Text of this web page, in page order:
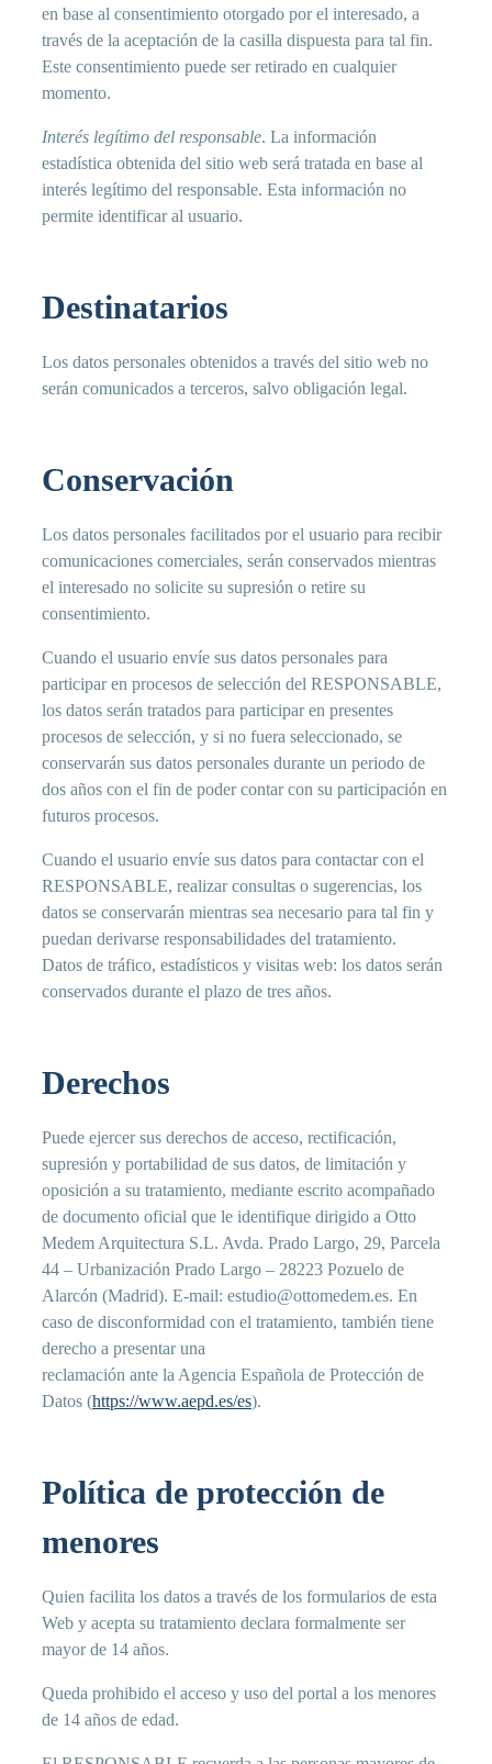
en base al consentimiento otorgado por el interesado, a
través de la aceptación de la casilla dispuesta para tal fin.
Este consentimiento puede ser retirado en cualquier
momento.
Interés legítimo del responsable. La información
estadística obtenida del sitio web será tratada en base al
interés legítimo del responsable. Esta información no
permite identificar al usuario.
Destinatarios
Los datos personales obtenidos a través del sitio web no
serán comunicados a terceros, salvo obligación legal.
Conservación
Los datos personales facilitados por el usuario para recibir
comunicaciones comerciales, serán conservados mientras
el interesado no solicite su supresión o retire su
consentimiento.
Cuando el usuario envíe sus datos personales para
participar en procesos de selección del RESPONSABLE,
los datos serán tratados para participar en presentes
procesos de selección, y si no fuera seleccionado, se
conservarán sus datos personales durante un periodo de
dos años con el fin de poder contar con su participación en
futuros procesos.
Cuando el usuario envíe sus datos para contactar con el
RESPONSABLE, realizar consultas o sugerencias, los
datos se conservarán mientras sea necesario para tal fin y
puedan derivarse responsabilidades del tratamiento.
Datos de tráfico, estadísticos y visitas web: los datos serán
conservados durante el plazo de tres años.
Derechos
Puede ejercer sus derechos de acceso, rectificación,
supresión y portabilidad de sus datos, de limitación y
oposición a su tratamiento, mediante escrito acompañado
de documento oficial que le identifique dirigido a Otto
Medem Arquitectura S.L. Avda. Prado Largo, 29, Parcela
44 – Urbanización Prado Largo – 28223 Pozuelo de
Alarcón (Madrid). E-mail: estudio@ottomedem.es. En
caso de disconformidad con el tratamiento, también tiene
derecho a presentar una
reclamación ante la Agencia Española de Protección de
Datos (https://www.aepd.es/es).
Política de protección de
menores
Quien facilita los datos a través de los formularios de esta
Web y acepta su tratamiento declara formalmente ser
mayor de 14 años.
Queda prohibido el acceso y uso del portal a los menores
de 14 años de edad.